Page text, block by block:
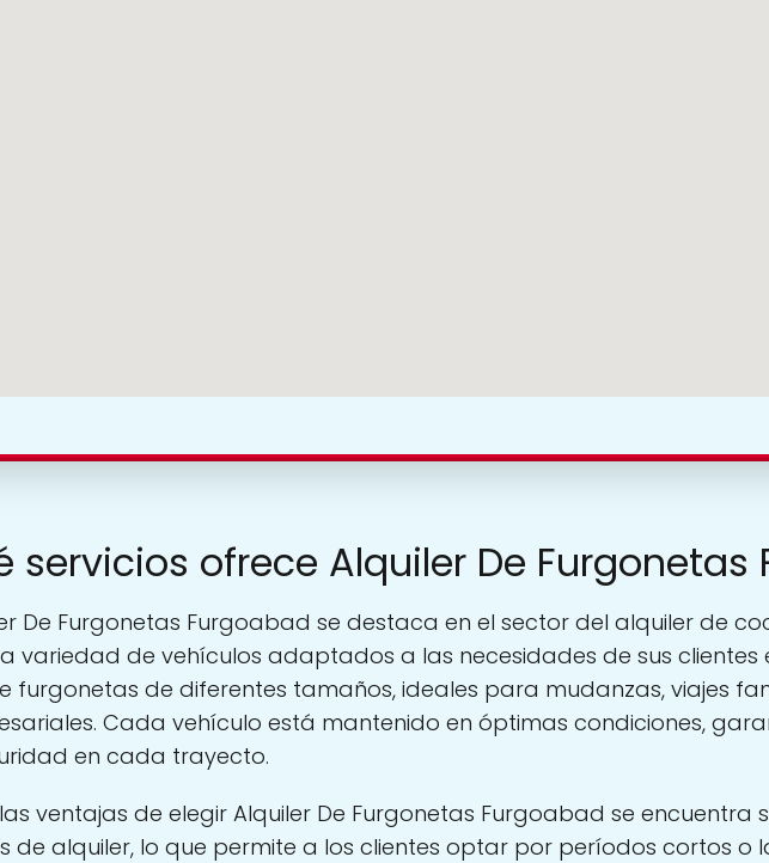
servicios ofrece Alquiler De Furgonetas
De Furgonetas Furgoabad se destaca en el sector del alquiler de
variedad de vehículos adaptados a las necesidades de sus clientes
furgonetas de diferentes tamaños, ideales para mudanzas, viajes
Cada vehículo está mantenido en óptimas condiciones,
en cada trayecto.
ventajas de elegir Alquiler De Furgonetas Furgoabad se encuentra
de alquiler, lo que permite a los clientes optar por períodos cortos o